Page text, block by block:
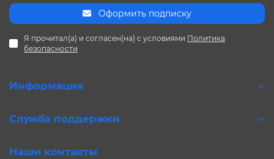
Оформить подписку
Я прочитал(а) и согласен(на) с условиями Политика
безопасности
Информация
Служба поддержки
Наши контакты